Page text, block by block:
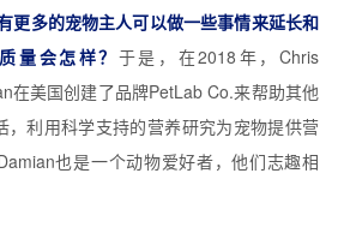
更多的宠物主人可以做一些事情来延长和
量会怎样？ 于是，在2018年，Chris
在美国创建了品牌PetLab Co.来帮助其他
，利用科学支持的营养研究为宠物提供营
也是一个动物爱好者，他们志趣相